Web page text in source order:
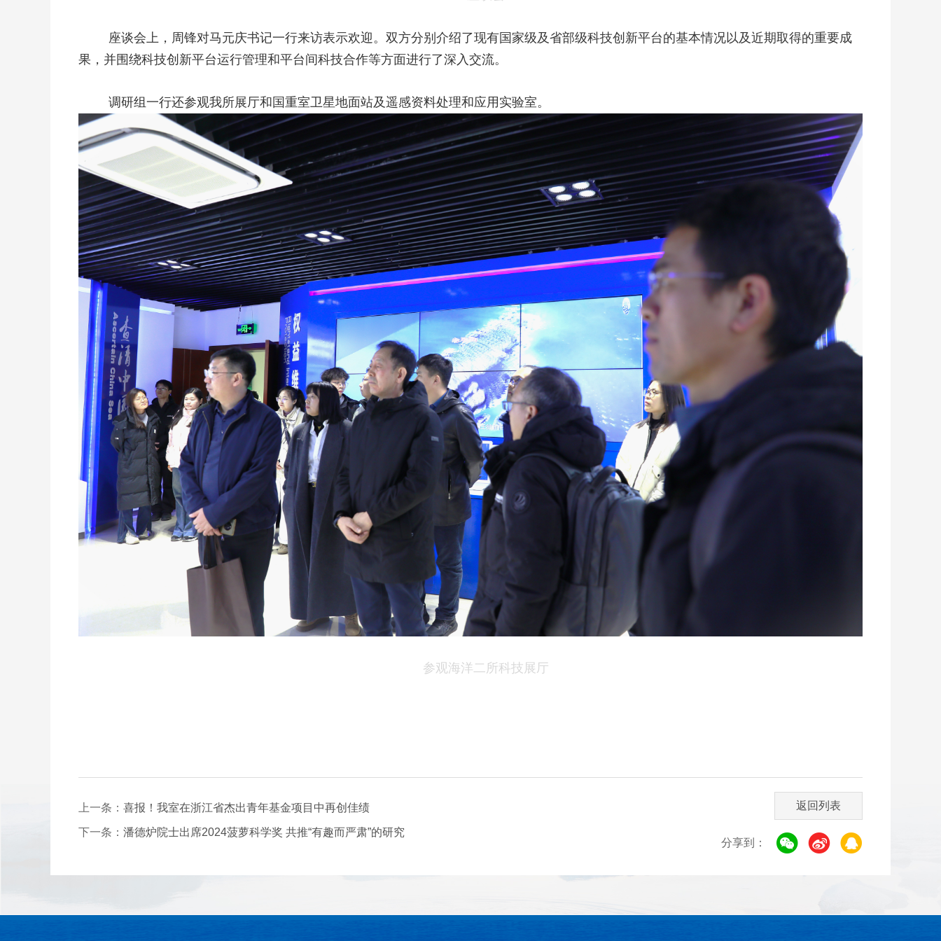
座谈会上，周锋对马元庆书记一行来访表示欢迎。双方分别介绍了现有国家级及省部级科技创新平台的基本情况以及近期取得的重要成
果，并围绕科技创新平台运行管理和平台间科技合作等方面进行了深入交流。
调研组一行还参观我所展厅和国重室卫星地面站及遥感资料处理和应用实验室。
参观海洋二所科技展厅
上一条： 喜报！我室在浙江省杰出青年基金项目中再创佳绩
下一条： 潘德炉院士出席2024菠萝科学奖 共推“有趣而严肃”的研究
返回列表
分享到：